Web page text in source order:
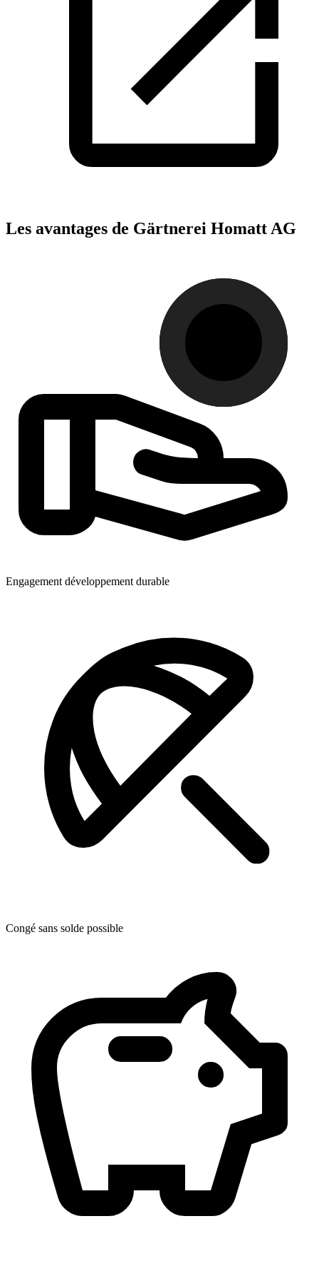
Les avantages de Gärtnerei Homatt AG
Engagement développement durable
Congé sans solde possible